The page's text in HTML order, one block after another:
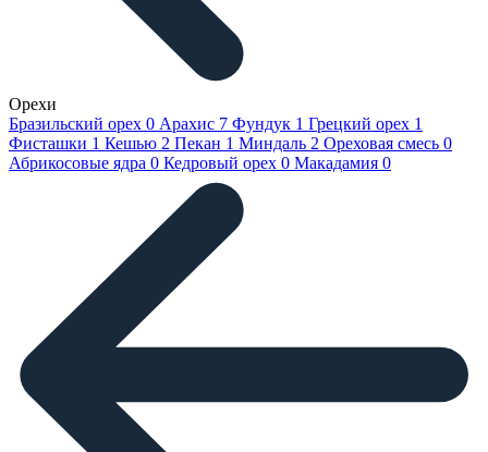
Орехи
Бразильский орех 0 Арахис 7 Фундук 1 Грецкий орех 1
Фисташки 1 Кешью 2 Пекан 1 Миндаль 2 Ореховая смесь 0
Абрикосовые ядра 0 Кедровый орех 0 Макадамия 0